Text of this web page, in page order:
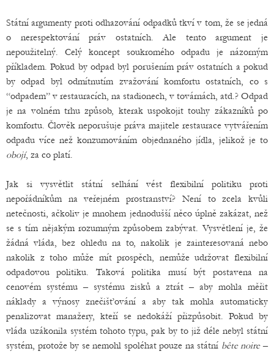
Státní argumenty proti odhazování odpadků tkví v tom, že se jedná
o nerespektování práv ostatních. Ale tento argument je
nepoužitelný. Celý koncept soukromého odpadu je názorným
příkladem. Pokud by odpad byl porušením práv ostatních a pokud
by odpad byl odmítnutím zvažování komfortu ostatních, co s
“odpadem” v restauracích, na stadionech, v továrnách, atd.? Odpad
je na volném trhu způsob, kterak uspokojit touhy zákazníků po
komfortu. Člověk neporušuje práva majitele restaurace vytvářením
odpadu více než konzumováním objednaného jídla, jelikož je to
obojí, za co platí.
Jak si vysvětlit státní selhání vést flexibilní politiku proti
nepořádníkům na veřejném prostranství? Není to zcela kvůli
netečnosti, ačkoliv je mnohem jednodušší něco úplně zakázat, než
se s tím nějakým rozumným způsobem zabývat. Vysvětlení je, že
žádná vláda, bez ohledu na to, nakolik je zainteresovaná nebo
nakolik z toho může mít prospěch, nemůže udržovat flexibilní
odpadovou politiku. Taková politika musí být postavena na
cenovém systému – systému zisků a ztrát – aby mohla měřit
náklady a výnosy znečišťování a aby tak mohla automaticky
penalizovat manažery, kteří se nedokáží přizpůsobit. Pokud by
vláda uzákonila systém tohoto typu, pak by to již déle nebyl státní
systém, protože by se nemohl spoléhat pouze na státní bête noire–